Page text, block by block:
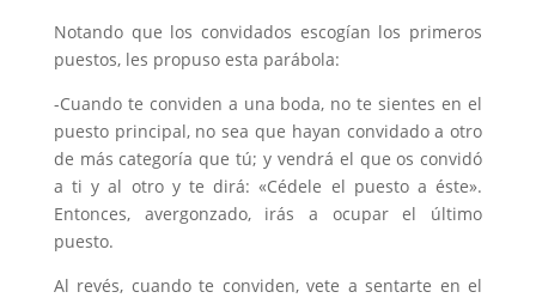
Notando que los convidados escogían los primeros
puestos, les propuso esta parábola:
-Cuando te conviden a una boda, no te sientes en el
puesto principal, no sea que hayan convidado a otro
de más categoría que tú; y vendrá el que os convidó
a ti y al otro y te dirá: «Cédele el puesto a éste».
Entonces, avergonzado, irás a ocupar el último
puesto.
Al revés, cuando te conviden, vete a sentarte en el